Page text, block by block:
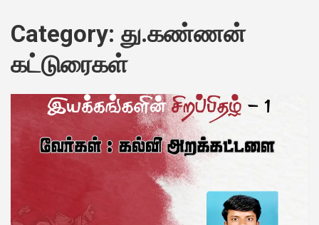
Category: து.கண்ணன்
கட்டுரைகள்